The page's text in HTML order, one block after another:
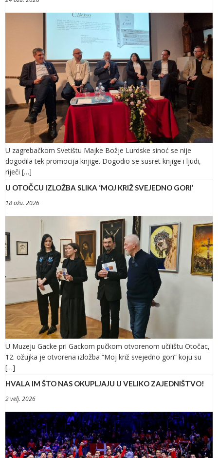
U zagrebačkom Svetištu Majke Božje Lurdske sinoć se nije
dogodila tek promocija knjige. Dogodio se susret knjige i ljudi,
riječi […]
U OTOČCU IZLOŽBA SLIKA ‘MOJ KRIŽ SVEJEDNO GORI’
18 ožu. 2026
U Muzeju Gacke pri Gackom pučkom otvorenom učilištu Otočac,
12. ožujka je otvorena izložba “Moj križ svejedno gori” koju su
[…]
HVALA IM ŠTO NAS OKUPLJAJU U VELIKO ZAJEDNIŠTVO!
2 velj. 2026